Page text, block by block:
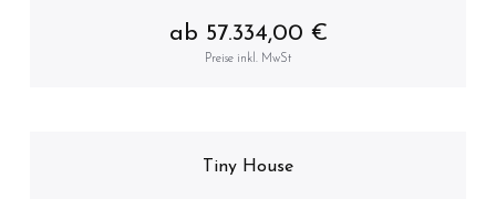
ab 57.334,00 €
Preise inkl. MwSt
Tiny House